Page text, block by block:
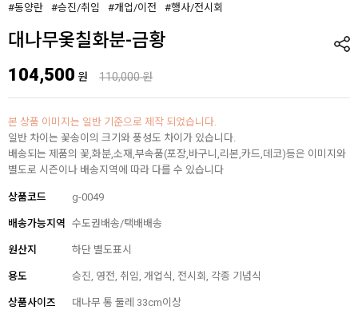
#동양란 #승진/취임 #개업/이전 #행사/전시회
대나무옻칠화분-금황
104,500 원 110,000 원
본 상품 이미지는 일반 기준으로 제작 되었습니다.
일반 차이는 꽃송이의 크기와 풍성도 차이가 있습니다.
배송되는 제품의 꽃,화분,소재,부속품(포장,바구니,리본,카드,데코)등은 이미지와
별도로 시즌이나 배송지역에 따라 다를 수 있습니다
상품코드 g-0049
배송가능지역 수도권배송/택배배송
원산지 하단 별도표시
용도 승진, 영전, 취임, 개업식, 전시회, 각종 기념식
상품사이즈 대나무 통 둘레 33cm이상